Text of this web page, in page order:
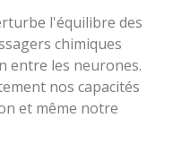
l'équilibre des
chimiques
entre les neurones.
nos capacités
et même notre